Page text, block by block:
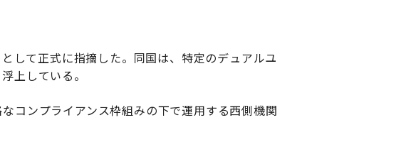
して正式に指摘した。同国は、特定のデュアルユ
上している。
コンプライアンス枠組みの下で運用する西側機関